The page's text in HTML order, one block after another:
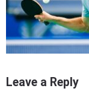
Leave a Reply